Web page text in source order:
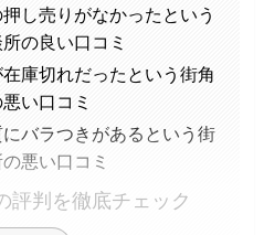
し売りがなかったという
の良い口コミ
庫切れだったという街角
い口コミ
バラつきがあるという街
悪い口コミ
評判を徹底チェック